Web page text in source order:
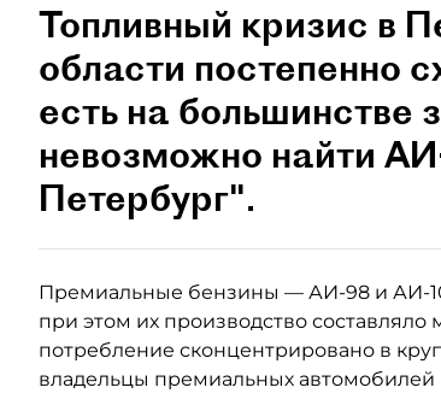
Топливный кризис в
области постепенно
есть на большинстве
невозможно найти
Петербург".
Премиальные бензины — АИ-98 и АИ-
при этом их производство
потребление сконцентрировано в
владельцы премиальных автомобилей